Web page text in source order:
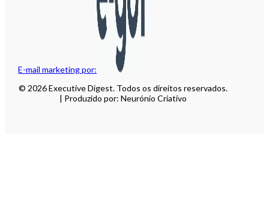
E-mail marketing por:
© 2026 Executive Digest. Todos os direitos reservados.
| Produzido por: Neurónio Criativo